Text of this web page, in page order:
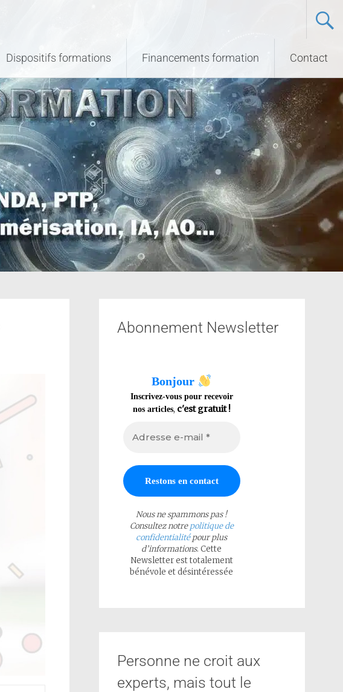
Dispositifs formations Financements formation Contact
Abonnement Newsletter
Bonjour
Inscrivez-vous pour recevoir
nos articles, c'est gratuit !
Nous ne spammons pas !
Consultez notrepolitique de
confidentialitépour plus
d’informations. Cette
Newsletter est totalement
bénévole et désintéressée
Personne ne croit aux
experts, mais tout le